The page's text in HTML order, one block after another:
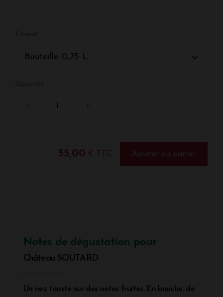
Bouteille 0,75 L
55,00 € TTC Ajouter au panier
Notes de dégustation pour
Château SOUTARD
Un nez toasté sur des notes fruités. En bouche, de